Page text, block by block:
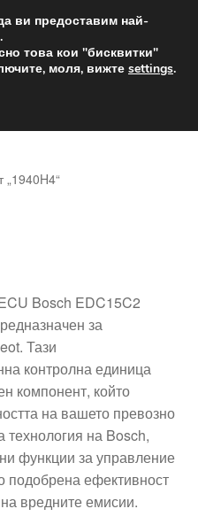
12 лв.
целия свят
„1940H4“
Bosch EDC15C2
за
Тази
контролна единица
компонент, който
на вашето превозно
на Bosch,
функции за управление
подобрена ефективност
вредните емисии.
ви предоставим най-
това кои "бисквитки"
моля, вижте settings.